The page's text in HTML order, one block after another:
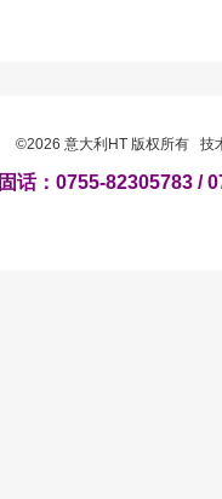
©2026 意大利HT 版权所有 技
固话：0755-82305783 /